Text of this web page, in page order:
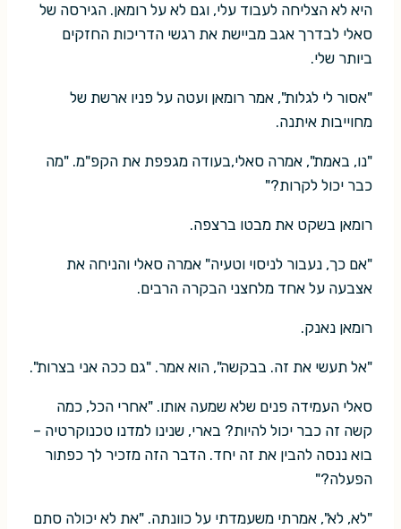
היא לא הצליחה לעבוד עלי, וגם לא על רומאן. הגירסה של
סאלי לבדרך אגב מביישת את רגשי הדריכות החזקים
ביותר שלי.
"אסור לי לגלות", אמר רומאן ועטה על פניו ארשת של
מחוייבות איתנה.
"נו, באמת", אמרה סאלי,בעודה מגפפת את הקפ"מ. "מה
כבר יכול לקרות?"
רומאן בשקט את מבטו ברצפה.
"אם כך, נעבור לניסוי וטעיה" אמרה סאלי והניחה את
אצבעה על אחד מלחצני הבקרה הרבים.
רומאן נאנק.
"אל תעשי את זה. בבקשה", הוא אמר. "גם ככה אני בצרות".
סאלי העמידה פנים שלא שמעה אותו. "אחרי הכל, כמה
קשה זה כבר יכול להיות? בארי, שנינו למדנו טכנוקרטיה –
בוא ננסה להבין את זה יחד. הדבר הזה מזכיר לך כפתור
הפעלה?"
"לא, לא", אמרתי משעמדתי על כוונתה. "את לא יכולה סתם